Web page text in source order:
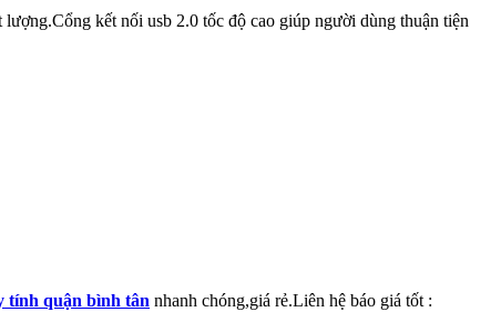
kết nối usb 2.0 tốc độ cao giúp người dùng thuận tiện
tính quận bình tân nhanh chóng,giá rẻ.Liên hệ báo giá tốt :